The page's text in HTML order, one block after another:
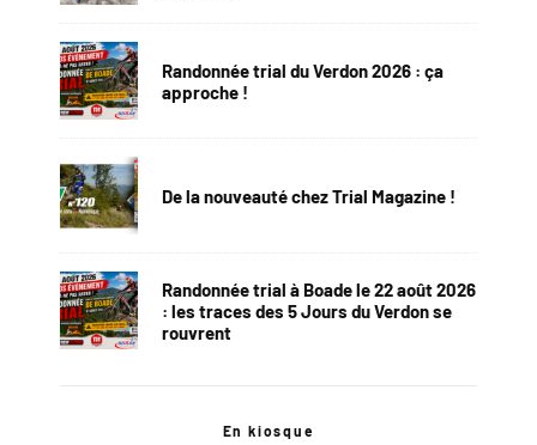
Randonnée trial du Verdon 2026 : ça
approche !
De la nouveauté chez Trial Magazine !
Randonnée trial à Boade le 22 août 2026
: les traces des 5 Jours du Verdon se
rouvrent
En kiosque